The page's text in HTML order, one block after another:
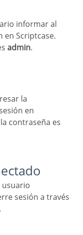
en Scriptcase.
admin.
en
contraseña es
sesión a través